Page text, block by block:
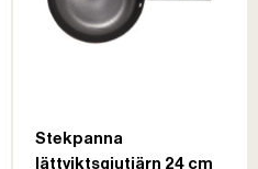
Stekpanna
lättviktsgjutjärn 24 cm